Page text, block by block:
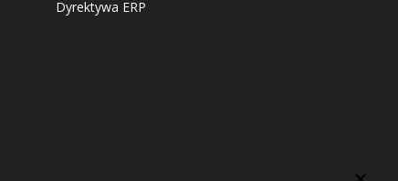
Dyrektywa ERP